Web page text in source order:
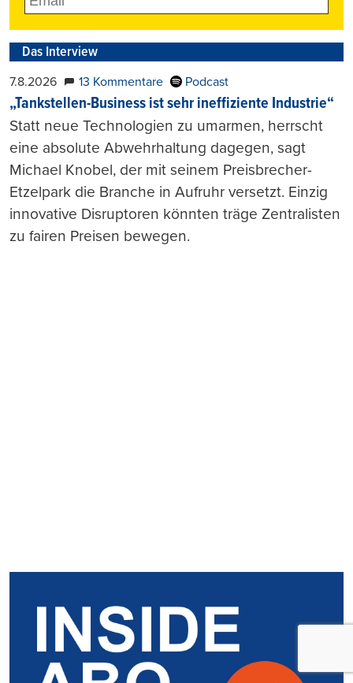
Das Interview
7.8.2026 13 Kommentare Podcast
„Tankstellen-Business ist sehr ineffiziente Industrie“
Statt neue Technologien zu umarmen, herrscht
eine absolute Abwehrhaltung dagegen, sagt
Michael Knobel, der mit seinem Preisbrecher-
Etzelpark die Branche in Aufruhr versetzt. Einzig
innovative Disruptoren könnten träge Zentralisten
zu fairen Preisen bewegen.